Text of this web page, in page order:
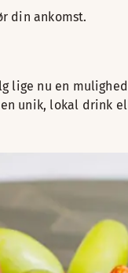
din ankomst.
lige nu en
unik, lokal